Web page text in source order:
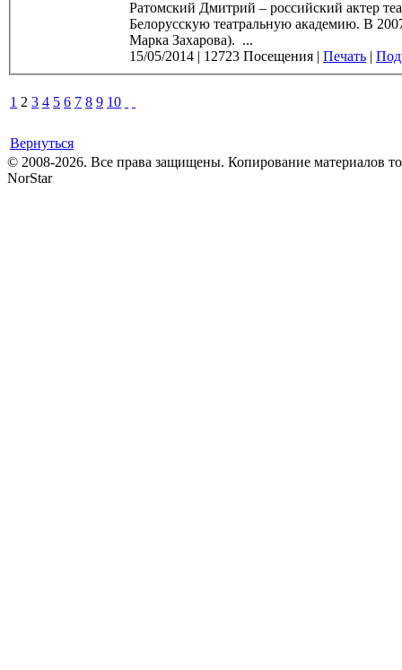
Ратомский Дмитрий – российский актер театра и
Белорусскую театральную академию. В 2007 году Дмитрий Ратомский окончил режиссёрский факультет РАТИ (курс
Марка Захарова). ...
15/05/2014 | 12723 Посещения | Печать |
1 2 3 4 5 6 7 8 9 10
Вернуться
© 2008-2026. Все права защищены. Копирование материалов
NorStar